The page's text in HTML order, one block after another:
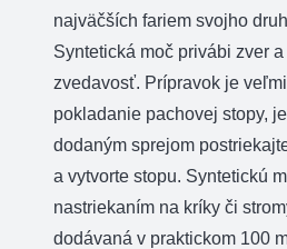
najväčších fariem svojho
Syntetická moč privábi zver a
zvedavosť. Prípravok je veľmi
pokladanie pachovej stopy,
dodaným sprejom
a vytvorte stopu. Syntetickú
nastriekaním na kríky či
dodávaná v praktickom 100